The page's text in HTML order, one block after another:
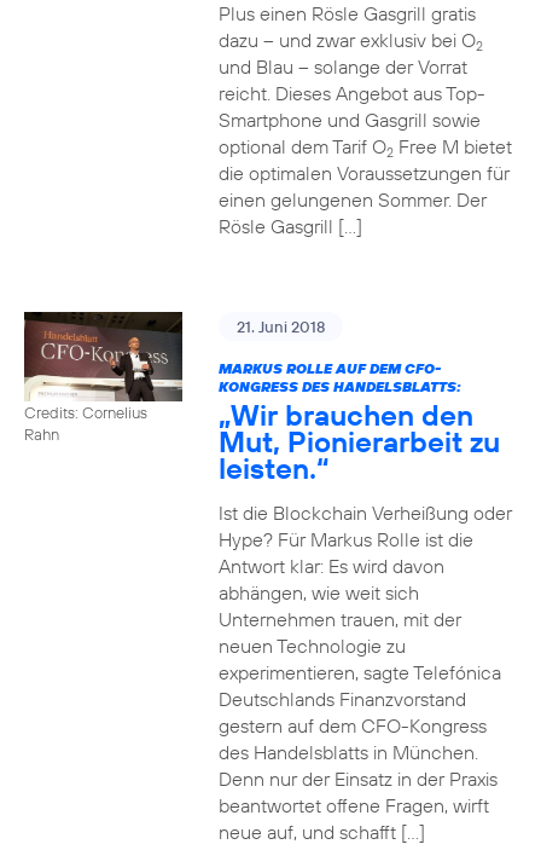
Plus einen Rösle Gasgrill gratis
dazu – und zwar exklusiv bei O2
und Blau – solange der Vorrat
reicht. Dieses Angebot aus Top-
Smartphone und Gasgrill sowie
optional dem Tarif O2Free M bietet
die optimalen Voraussetzungen für
einen gelungenen Sommer. Der
Rösle Gasgrill […]
Credits: Cornelius
Rahn
21. Juni 2018
MARKUS ROLLE AUF DEM CFO-
KONGRESS DES HANDELSBLATTS:
„Wir brauchen den
Mut, Pionierarbeit zu
leisten.“
Ist die Blockchain Verheißung oder
Hype? Für Markus Rolle ist die
Antwort klar: Es wird davon
abhängen, wie weit sich
Unternehmen trauen, mit der
neuen Technologie zu
experimentieren, sagte Telefónica
Deutschlands Finanzvorstand
gestern auf dem CFO-Kongress
des Handelsblatts in München.
Denn nur der Einsatz in der Praxis
beantwortet offene Fragen, wirft
neue auf, und schafft […]